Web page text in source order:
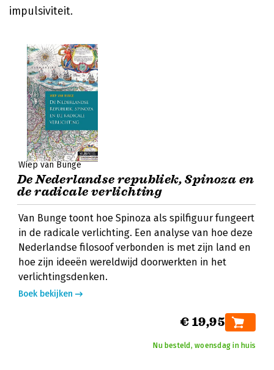
impulsiviteit.
Wiep van Bunge
De Nederlandse republiek, Spinoza en
de radicale verlichting
Van Bunge toont hoe Spinoza als spilfiguur fungeert
in de radicale verlichting. Een analyse van hoe deze
Nederlandse filosoof verbonden is met zijn land en
hoe zijn ideeën wereldwijd doorwerkten in het
verlichtingsdenken.
Boek bekijken
€ 19,95
Nu besteld, woensdag in huis